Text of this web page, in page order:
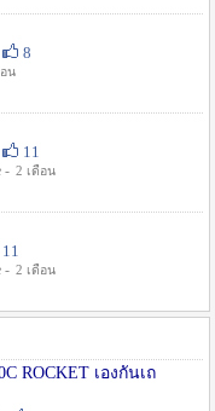
8
น
11
- 2 เดือน
11
- 2 เดือน
เองกันเถ